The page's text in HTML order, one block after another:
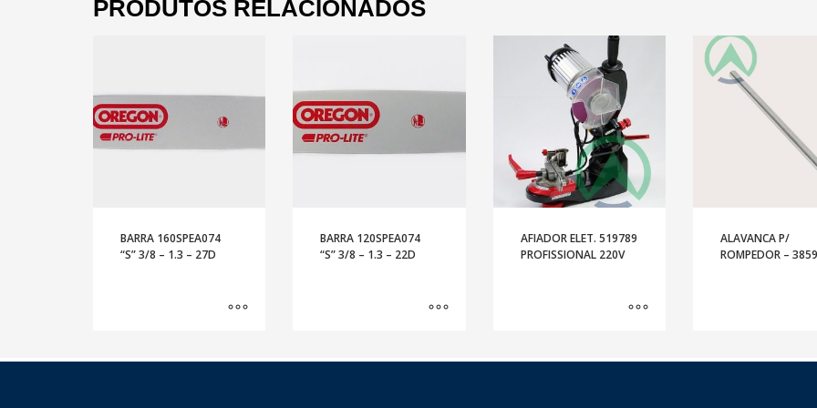
PRODUTOS RELACIONADOS
BARRA 160SPEA074
“S” 3/8 – 1.3 – 27D
BARRA 120SPEA074
“S” 3/8 – 1.3 – 22D
AFIADOR ELET. 519789
PROFISSIONAL 220V
ALAVANCA P/
ROMPEDOR –